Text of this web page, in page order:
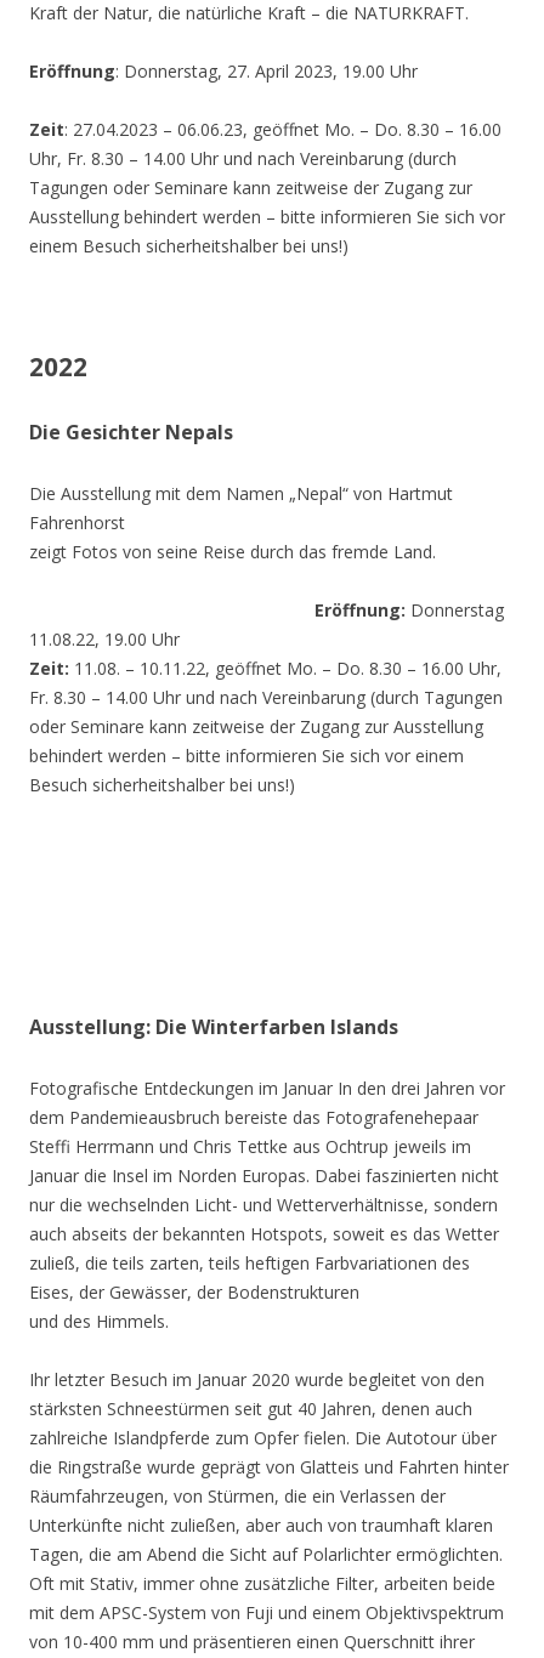
Kraft der Natur, die natürliche Kraft – die NATURKRAFT.
Eröffnung: Donnerstag, 27. April 2023, 19.00 Uhr
Zeit: 27.04.2023 – 06.06.23, geöffnet Mo. – Do. 8.30 – 16.00
Uhr, Fr. 8.30 – 14.00 Uhr und nach Vereinbarung (durch
Tagungen oder Seminare kann zeitweise der Zugang zur
Ausstellung behindert werden – bitte informieren Sie sich vor
einem Besuch sicherheitshalber bei uns!)
2022
Die Gesichter Nepals
Die Ausstellung mit dem Namen „Nepal“ von Hartmut
Fahrenhorst
zeigt Fotos von seine Reise durch das fremde Land.
Eröffnung: Donnerstag
11.08.22, 19.00 Uhr
Zeit: 11.08. – 10.11.22, geöffnet Mo. – Do. 8.30 – 16.00 Uhr,
Fr. 8.30 – 14.00 Uhr und nach Vereinbarung (durch Tagungen
oder Seminare kann zeitweise der Zugang zur Ausstellung
behindert werden – bitte informieren Sie sich vor einem
Besuch sicherheitshalber bei uns!)
Ausstellung: Die Winterfarben Islands
Fotografische Entdeckungen im Januar In den drei Jahren vor
dem Pandemieausbruch bereiste das Fotografenehepaar
Steffi Herrmann und Chris Tettke aus Ochtrup jeweils im
Januar die Insel im Norden Europas. Dabei faszinierten nicht
nur die wechselnden Licht- und Wetterverhältnisse, sondern
auch abseits der bekannten Hotspots, soweit es das Wetter
zuließ, die teils zarten, teils heftigen Farbvariationen des
Eises, der Gewässer, der Bodenstrukturen
und des Himmels.
Ihr letzter Besuch im Januar 2020 wurde begleitet von den
stärksten Schneestürmen seit gut 40 Jahren, denen auch
zahlreiche Islandpferde zum Opfer fielen. Die Autotour über
die Ringstraße wurde geprägt von Glatteis und Fahrten hinter
Räumfahrzeugen, von Stürmen, die ein Verlassen der
Unterkünfte nicht zuließen, aber auch von traumhaft klaren
Tagen, die am Abend die Sicht auf Polarlichter ermöglichten.
Oft mit Stativ, immer ohne zusätzliche Filter, arbeiten beide
mit dem APSC-System von Fuji und einem Objektivspektrum
von 10-400 mm und präsentieren einen Querschnitt ihrer